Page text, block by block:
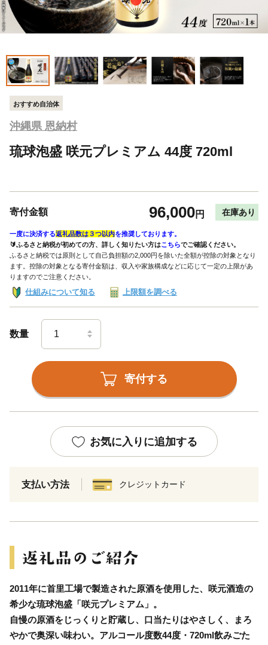
おすすめ自治体
沖縄県 恩納村
琉球泡盛 咲元プレミアム 44度 720ml
寄付金額 96,000円 在庫あり
一度に決済する返礼品数は３つ以内を推奨しております。
🔰ふるさと納税が初めての方、詳しく知りたい方はこちらでご確認ください。
ふるさと納税では原則として自己負担額の2,000円を除いた全額が控除の対象となり
ます。控除の対象となる寄付金額は、収入や家族構成などに応じて一定の上限があ
りますのでご注意ください。
仕組みについて知る 上限額を調べる
数量
寄付する
お気に入りに追加する
支払い方法 クレジットカード
2011年に首里工場で製造された原酒を使用した、咲元酒造の
希少な琉球泡盛「咲元プレミアム」。
自慢の原酒をじっくりと貯蔵し、口当たりはやさしく、まろ
やかで奥深い味わい。アルコール度数44度・720ml飲みごた